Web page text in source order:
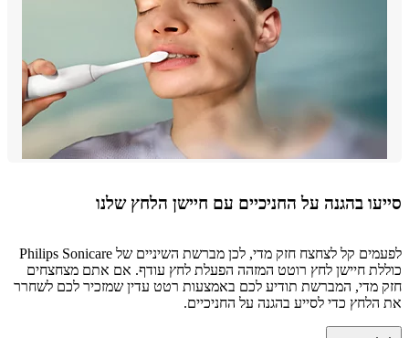
בהגנה על החניכיים עם חיישן הלחץ שלנו
לפעמים קל לצחצח חזק מדי, לכן מברשת השיניים של Philips Sonicare
חיישן לחץ רוטט המזהה הפעלת לחץ עודף. אם אתם מצחצחים
מדי, המברשת תודיע לכם באמצעות רטט עדין שמזכיר לכם לשחרר
כדי לסייע בהגנה על החניכיים.